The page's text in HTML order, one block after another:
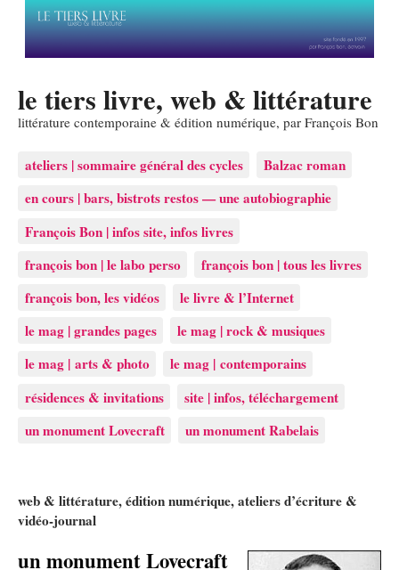
le tiers livre, web & littérature
littérature contemporaine & édition numérique, par François Bon
ateliers | sommaire général des cycles
Balzac roman
en cours | bars, bistrots restos — une autobiographie
François Bon | infos site, infos livres
françois bon | le labo perso
françois bon | tous les livres
françois bon, les vidéos
le livre & l’Internet
le mag | grandes pages
le mag | rock & musiques
le mag | arts & photo
le mag | contemporains
résidences & invitations
site | infos, téléchargement
un monument Lovecraft
un monument Rabelais
web & littérature, édition numérique, ateliers d’écriture &
vidéo-journal
Articles les plus récents
un monument Lovecraft